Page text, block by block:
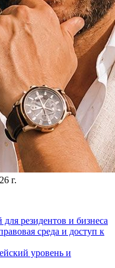
г.
резидентов и бизнеса
среда и доступ к
уровень и